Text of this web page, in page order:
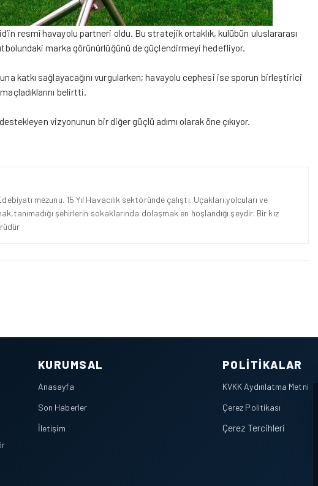
resmî havayolu partneri oldu. Bu stratejik ortaklık, kulübün uluslararası
marka görünürlüğünü de güçlendirmeyi hedefliyor.
katkı sağlayacağını vurgularken; havayolu cephesi ise sporun birleştirici
belirtti.
vizyonunun bir diğer güçlü adımı olaraköneçıkıyor.
mezunu. 15 Yıl Havacılık sektöründe çalıştı. Uçakları,yolcuları ve
şehirlerin sokaklarında dolaşmak en hoşlandığı şeydir. Bir kız
KURUMSAL
Anasayfa
Son Haberler
İletişim
POLITIKALAR
KVKK Aydınlatma Metni
Çerez Politikası
Çerez Tercihleri